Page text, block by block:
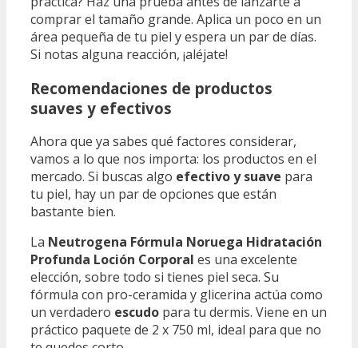
comprar el tamaño grande. Aplica un poco en un
área pequeña de tu piel y espera un par de días.
Si notas alguna reacción, ¡aléjate!
Recomendaciones de productos
suaves y efectivos
Ahora que ya sabes qué factores considerar,
vamos a lo que nos importa: los productos en el
mercado. Si buscas algo efectivo y suave para
tu piel, hay un par de opciones que están
bastante bien.
La Neutrogena Fórmula Noruega Hidratación
Profunda Loción Corporal es una excelente
elección, sobre todo si tienes piel seca. Su
fórmula con pro-ceramida y glicerina actúa como
un verdadero escudo para tu dermis. Viene en un
práctico paquete de 2 x 750 ml, ideal para que no